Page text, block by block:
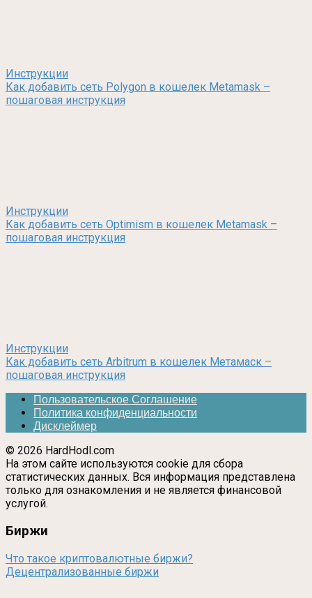
Инструкции
Как добавить сеть Polygon в кошелек Metamask –
пошаговая инструкция
Инструкции
Как добавить сеть Optimism в кошелек Metamask –
пошаговая инструкция
Инструкции
Как добавить сеть Arbitrum в кошелек Метамаск –
пошаговая инструкция
Пользовательское Соглашение
Политика конфиденциальности
Дисклеймер
© 2026 HardHodl.com
На этом сайте используются cookie для сбора
статистических данных. Вся информация представлена
только для ознакомления и не является финансовой
услугой.
Биржи
Что такое криптовалютные биржи?
Децентрализованные биржи